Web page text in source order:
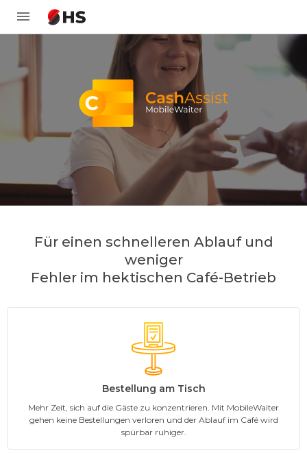
Für einen schnelleren Ablauf und
weniger
Fehler im hektischen Café-Betrieb
Bestellung am Tisch
Mehr Zeit, sich auf die Gäste zu konzentrieren. Mit MobileWaiter
gehen keine Bestellungen verloren und der Ablauf im Café wird
spürbar ruhiger.